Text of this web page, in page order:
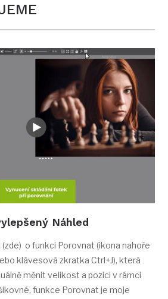
Náhled
o funkci Porovnat (ikona nahoře
klávesová zkratka Ctrl+J), která
měnit velikost a pozici v rámci
funkce Porovnat je moje